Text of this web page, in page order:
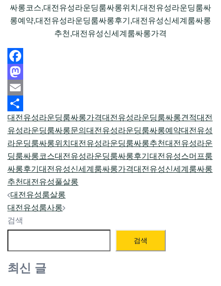
싸롱코스,대전유성라운딩룸싸롱위치,대전유성라운딩룸싸
롱예약,대전유성라운딩룸싸롱후기,대전유성신세계룸싸롱
추천,대전유성신세계룸싸롱가격
Facebook
Mastodon
Email
Share
대전유성라운딩룸싸롱가격대전유성라운딩룸싸롱견적대전
유성라운딩룸싸롱문의 대전유성라운딩룸싸롱예약대전유성
라운딩룸싸롱위치 대전유성라운딩룸싸롱추천대전유성라운
딩룸싸롱코스대전유성라운딩룸싸롱후기 대전유성스머프룸
싸롱후기 대전유성신세계룸싸롱가격대전유성신세계룸싸롱
추천대전유성풀살롱
Post
navigation
대전유성룸살롱
대전유성룸사롱
검색
검색
최신 글